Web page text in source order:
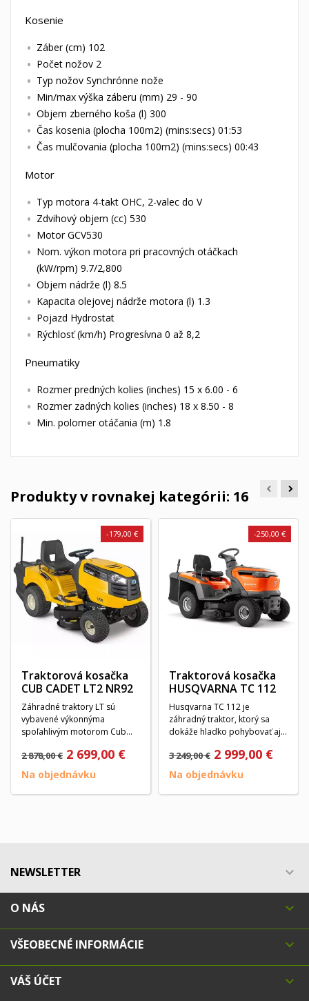
Kosenie
Záber (cm) 102
Počet nožov 2
Typ nožov Synchrónne nože
Min/max výška záberu (mm) 29 - 90
Objem zberného koša (l) 300
Čas kosenia (plocha 100m2) (mins:secs) 01:53
Čas mulčovania (plocha 100m2) (mins:secs) 00:43
Motor
Typ motora 4-takt OHC, 2-valec do V
Zdvihový objem (cc) 530
Motor GCV530
Nom. výkon motora pri pracovných otáčkach
(kW/rpm) 9.7/2,800
Objem nádrže (l) 8.5
Kapacita olejovej nádrže motora (l) 1.3
Pojazd Hydrostat
Rýchlosť (km/h) Progresívna 0 až 8,2
Pneumatiky
Rozmer predných kolies (inches) 15 x 6.00 - 6
Rozmer zadných kolies (inches) 18 x 8.50 - 8
Min. polomer otáčania (m) 1.8
Produkty v rovnakej kategórii: 16
Traktorová kosačka
CUB CADET LT2 NR92
Záhradné traktory LT sú
vybavené výkonnýma
spoľahlivým motorom Cub
mazaním,ktorý...
2 878,00 €
-179,00 €
2 699,00 €
Na objednávku
Traktorová kosačka
HUSQVARNA TC 112
Husqvarna TC 112 je
záhradný traktor, ktorý sa
dokáže hladko pohybovať aj v
3 249,00 €
-250,00 €
2 999,00 €
Na objednávku
NEWSLETTER 
O NÁS 
VŠEOBECNÉ INFORMÁCIE 
VÁŠ ÚČET 